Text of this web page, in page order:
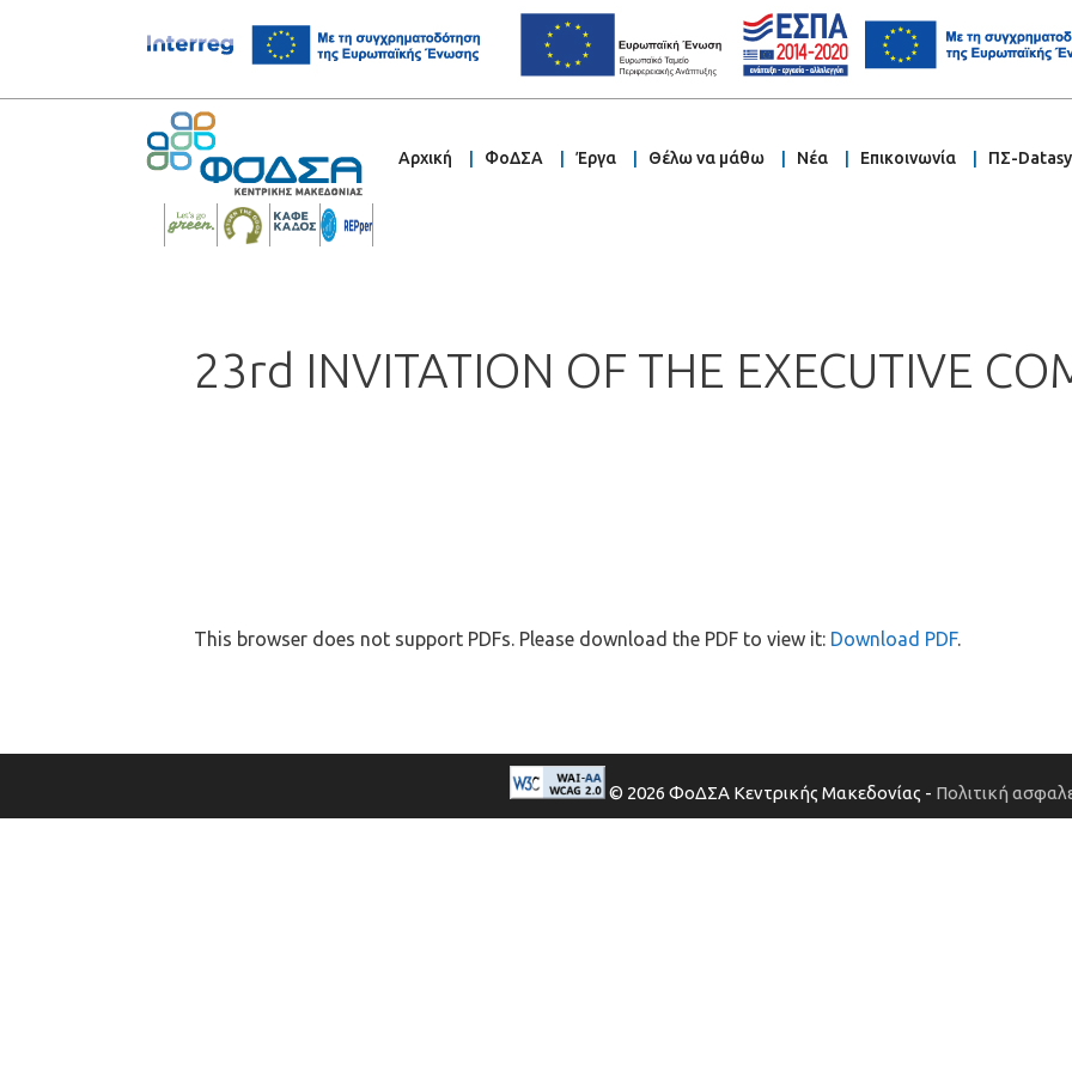
Αρχική ΦοΔΣΑ Έργα Θέλω να μάθω Νέα Επικοινωνία ΠΣ-
23rd INVITATION OF THE EXECUTIVE
This browser does not support PDFs. Please download the PDF to view it: Download PDF.
© 2026 ΦοΔΣΑ Κεντρικής Μακεδονίας - Πολιτική